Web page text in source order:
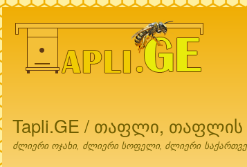
Tapli.GE / თაფლი, თაფლის
ძლიერი ოჯახი, ძლიერი სოფელი, ძლიერი